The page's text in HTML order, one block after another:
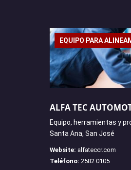
EQUIPO PARA
ALFA TEC
Equipo, herramientas y
Santa Ana, San José
Website: alfateccr.com
Teléfono: 2582 0105